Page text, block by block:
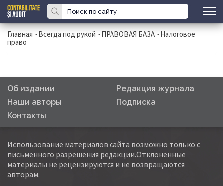
Главная -Всегда под рукой -ПРАВОВАЯ БАЗА -Налоговое
право
Об издании
Редакция журнала
Наши авторы
Подписка
Контакты
Использование материалов сайта возможно только с
письменного разрешения редакции.Отклоненные
материалы не рецензируются и не возвращаются
авторам.